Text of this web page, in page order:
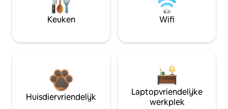
Keuken Wifi
Huisdiervriendelijk
Laptopvriendelijke
werkplek